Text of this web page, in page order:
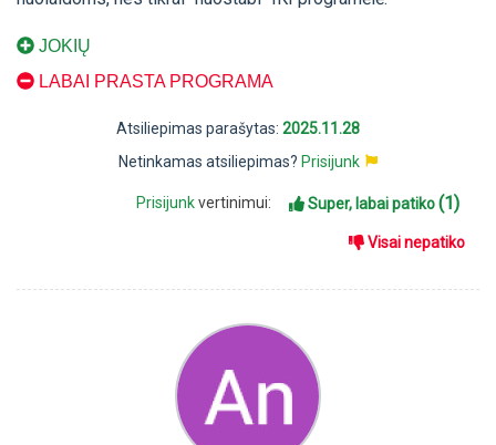
JOKIŲ
LABAI PRASTA PROGRAMA
Atsiliepimas parašytas: 2025.11.28
Netinkamas atsiliepimas? Prisijunk
Prisijunkvertinimui: Super, labai patiko(1)
Visai nepatiko